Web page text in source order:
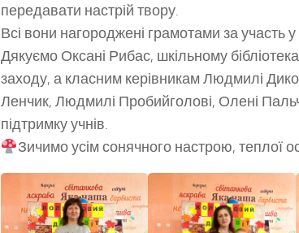
передавати настрій твору.
Всі вони нагороджені грамотами за участь у
Дякуємо Оксані Рибас, шкільному
заходу, а класним керівникам Людмилі
Ленчик, Людмилі Пробийголові, Олені
підтримку учнів.
‍Зичимо усім сонячного настрою, теплої